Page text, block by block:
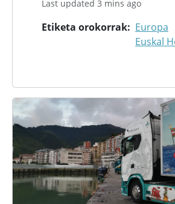
Last updated 3 mins ago
Etiketa orokorrak
Europa
Euskal